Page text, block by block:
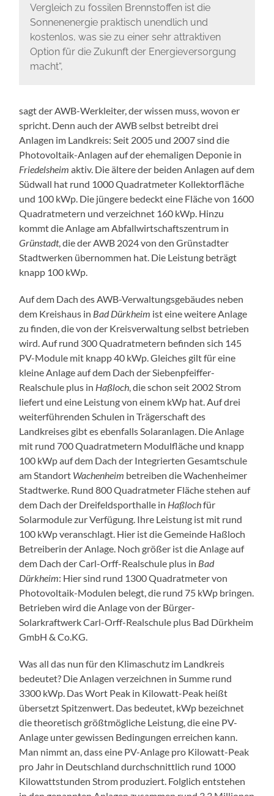
Vergleich zu fossilen Brennstoffen ist die
Sonnenenergie praktisch unendlich und
kostenlos, was sie zu einer sehr attraktiven
Option für die Zukunft der Energieversorgung
macht“,
sagt der AWB-Werkleiter, der wissen muss, wovon er
spricht. Denn auch der AWB selbst betreibt drei
Anlagen im Landkreis: Seit 2005 und 2007 sind die
Photovoltaik-Anlagen auf der ehemaligen Deponie in
Friedelsheim aktiv. Die ältere der beiden Anlagen auf dem
Südwall hat rund 1000 Quadratmeter Kollektorfläche
und 100 kWp. Die jüngere bedeckt eine Fläche von 1600
Quadratmetern und verzeichnet 160 kWp. Hinzu
kommt die Anlage am Abfallwirtschaftszentrum in
Grünstadt, die der AWB 2024 von den Grünstadter
Stadtwerken übernommen hat. Die Leistung beträgt
knapp 100 kWp.
Auf dem Dach des AWB-Verwaltungsgebäudes neben
dem Kreishaus in Bad Dürkheim ist eine weitere Anlage
zu finden, die von der Kreisverwaltung selbst betrieben
wird. Auf rund 300 Quadratmetern befinden sich 145
PV-Module mit knapp 40 kWp. Gleiches gilt für eine
kleine Anlage auf dem Dach der Siebenpfeiffer-
Realschule plus in Haßloch , die schon seit 2002 Strom
liefert und eine Leistung von einem kWp hat. Auf drei
weiterführenden Schulen in Trägerschaft des
Landkreises gibt es ebenfalls Solaranlagen. Die Anlage
mit rund 700 Quadratmetern Modulfläche und knapp
100 kWp auf dem Dach der Integrierten Gesamtschule
am Standort Wachenheim betreiben die Wachenheimer
Stadtwerke. Rund 800 Quadratmeter Fläche stehen auf
dem Dach der Dreifeldsporthalle in Haßlochfür
Solarmodule zur Verfügung. Ihre Leistung ist mit rund
100 kWp veranschlagt. Hier ist die Gemeinde Haßloch
Betreiberin der Anlage. Noch größer ist die Anlage auf
dem Dach der Carl-Orff-Realschule plus in Bad
Dürkheim: Hier sind rund 1300 Quadratmeter von
Photovoltaik-Modulen belegt, die rund 75 kWp bringen.
Betrieben wird die Anlage von der Bürger-
Solarkraftwerk Carl-Orff-Realschule plus Bad Dürkheim
GmbH & Co.KG.
Was all das nun für den Klimaschutz im Landkreis
bedeutet? Die Anlagen verzeichnen in Summe rund
3300 kWp. Das Wort Peak in Kilowatt-Peak heißt
übersetzt Spitzenwert. Das bedeutet, kWp bezeichnet
die theoretisch größtmögliche Leistung, die eine PV-
Anlage unter gewissen Bedingungen erreichen kann.
Man nimmt an, dass eine PV-Anlage pro Kilowatt-Peak
pro Jahr in Deutschland durchschnittlich rund 1000
Kilowattstunden Strom produziert. Folglich entstehen